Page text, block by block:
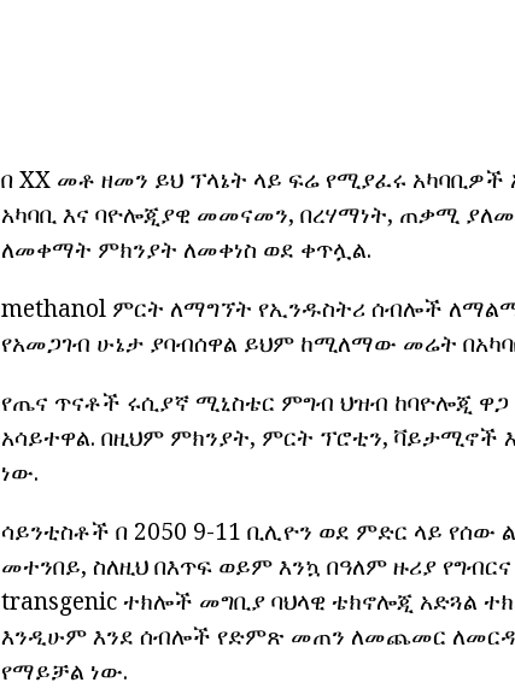
በ XX መቶ ዘመን ይህ ፕላኔት ላይ ፍሬ የሚያፈሩ አካባቢዎች
አካባቢ እና ባዮሎጂያዊ መመናመን, በረሃማነት, ጠቃሚ
ለመቀማት ምክንያት ለመቀነስ ወደ ቀጥሏል.
methanol ምርት ለማግኘት የኢንዱስትሪ ሰብሎች
የአመጋገብ ሁኔታ ያባብሰዋል ይህም ከሚለማው መሬት
የጤና ጥናቶች ሩሲያኛ ሚኒስቴር ምግብ ህዝብ ከባዮሎጂ
አሳይተዋል. በዚህም ምክንያት, ምርት ፕሮቲን, ቫይታሚኖች
ነው.
ሳይንቲስቶች በ 2050 9-11 ቢሊዮን ወደ ምድር ላይ
መተንበይ, ስለዚህ በእጥፍ ወይም እንኳ በዓለም ዙሪያ
transgenic ተክሎች መግቢያ ባህላዊ ቴክኖሎጂ አድጓል
እንዲሁም እንደ ሰብሎች የድምጽ መጠን ለመጨመር
የማይቻል ነው.